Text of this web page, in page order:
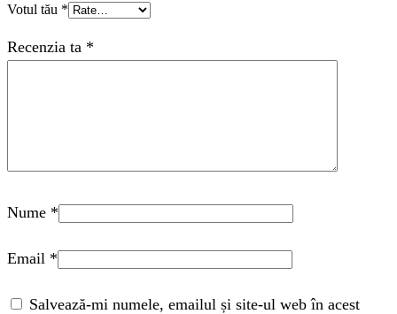
Votul tău *
Recenzia ta *
Nume *
Email *
Salvează-mi numele, emailul și site-ul web în acest